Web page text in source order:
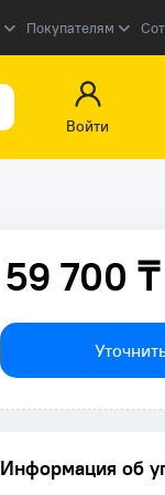
Покупателям
Войти
59 700 ₸
59 700 ₸
Информация об